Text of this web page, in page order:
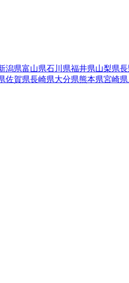
潟県富山県石川県福井県山梨県
佐賀県長崎県大分県熊本県宮崎県